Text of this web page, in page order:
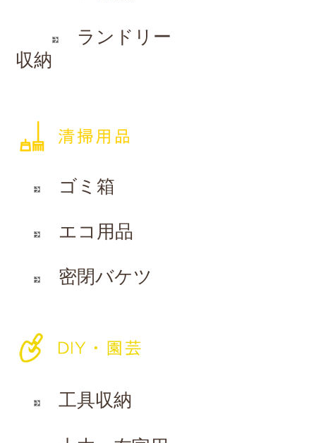
ランドリー
収納
ゴミ箱
エコ用品
密閉バケツ
工具収納